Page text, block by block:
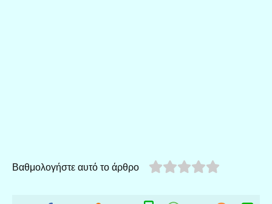
Βαθμολογήστε αυτό το άρθρο